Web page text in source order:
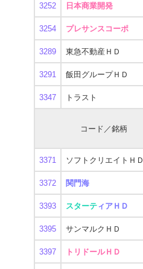
3252 日本商業開発
3254 プレサンスコーポ
3289 東急不動産ＨＤ
3291 飯田グループＨＤ
3347 トラスト
コード／銘柄
3371 ソフトクリエイトＨＤ
3372 関門海
3393 スターティアＨＤ
3395 サンマルクＨＤ
3397 トリドールＨＤ